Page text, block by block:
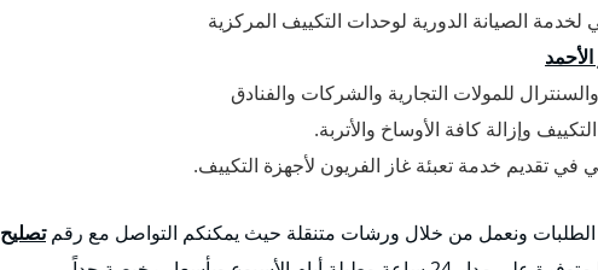
الصيانة الدورية لوحدات التكييف المركزية
للمولات التجارية والشركات والفنادق
وإزالة كافة الأوساخ والأتربة.
في تقديم خدمة تعبئة غاز الفريون لأجهزة التكييف.
الطلبات ونعمل من خلال ورشات متنقلة حيث يمكنكم التواصل مع رقمتصليح